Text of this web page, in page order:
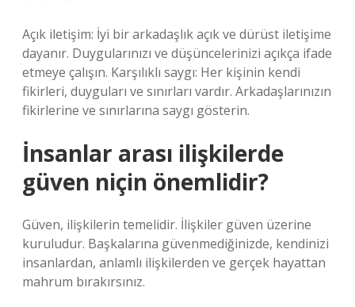
Açık iletişim: İyi bir arkadaşlık açık ve dürüst iletişime
dayanır. Duygularınızı ve düşüncelerinizi açıkça ifade
etmeye çalışın. Karşılıklı saygı: Her kişinin kendi
fikirleri, duyguları ve sınırları vardır. Arkadaşlarınızın
fikirlerine ve sınırlarına saygı gösterin.
İnsanlar arası ilişkilerde
güven niçin önemlidir?
Güven, ilişkilerin temelidir. İlişkiler güven üzerine
kuruludur. Başkalarına güvenmediğinizde, kendinizi
insanlardan, anlamlı ilişkilerden ve gerçek hayattan
mahrum bırakırsınız.